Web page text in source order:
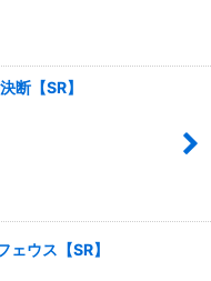
断【SR】
ウス【SR】